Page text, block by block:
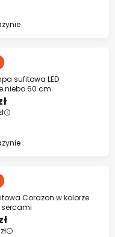
sufitowa LED
niebo 60 cm
Corazon w kolorze
sercami